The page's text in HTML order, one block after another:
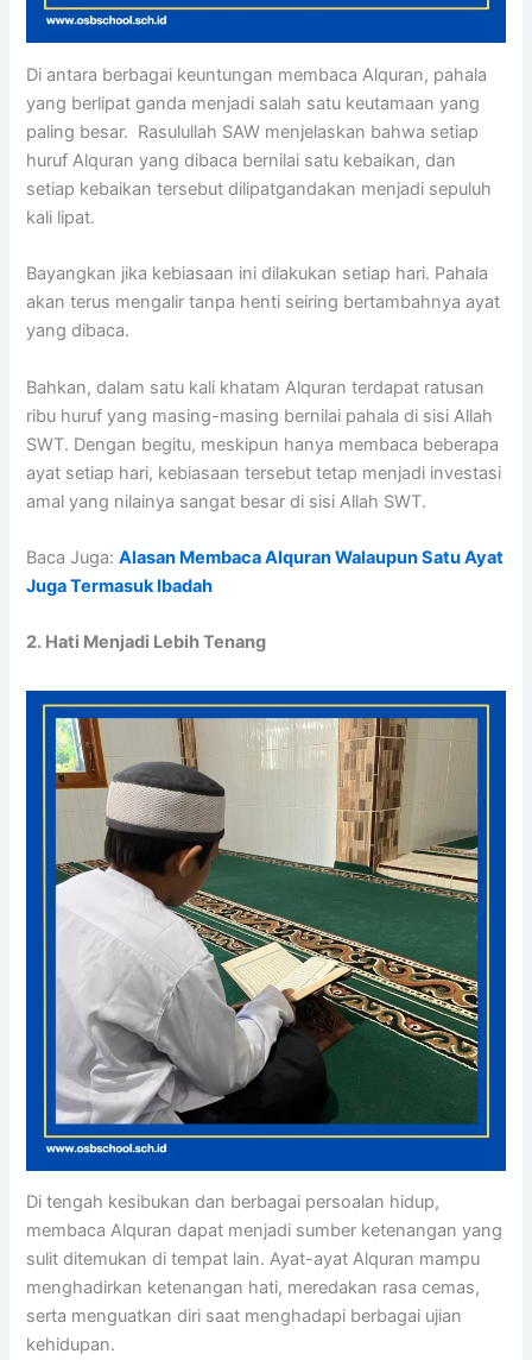
Di antara berbagai keuntungan membaca Alquran, pahala
yang berlipat ganda menjadi salah satu keutamaan yang
paling besar. Rasulullah SAW menjelaskan bahwa setiap
huruf Alquran yang dibaca bernilai satu kebaikan, dan
setiap kebaikan tersebut dilipatgandakan menjadi sepuluh
kali lipat.
Bayangkan jika kebiasaan ini dilakukan setiap hari. Pahala
akan terus mengalir tanpa henti seiring bertambahnya ayat
yang dibaca.
Bahkan, dalam satu kali khatam Alquran terdapat ratusan
ribu huruf yang masing-masing bernilai pahala di sisi Allah
SWT. Dengan begitu, meskipun hanya membaca beberapa
ayat setiap hari, kebiasaan tersebut tetap menjadi investasi
amal yang nilainya sangat besar di sisi Allah SWT.
Baca Juga:Alasan Membaca Alquran Walaupun Satu Ayat
Juga Termasuk Ibadah
2. Hati Menjadi Lebih Tenang
Di tengah kesibukan dan berbagai persoalan hidup,
membaca Alquran dapat menjadi sumber ketenangan yang
sulit ditemukan di tempat lain. Ayat-ayat Alquran mampu
menghadirkan ketenangan hati, meredakan rasa cemas,
serta menguatkan diri saat menghadapi berbagai ujian
kehidupan.